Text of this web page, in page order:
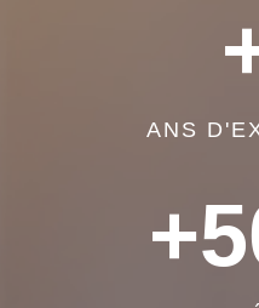
ANS